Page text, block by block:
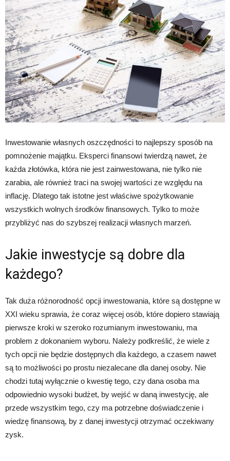
Inwestowanie własnych oszczędności to najlepszy sposób na
pomnożenie majątku. Eksperci finansowi twierdzą nawet, że
każda złotówka, która nie jest zainwestowana, nie tylko nie
zarabia, ale również traci na swojej wartości ze względu na
inflację. Dlatego tak istotne jest właściwe spożytkowanie
wszystkich wolnych środków finansowych. Tylko to może
przybliżyć nas do szybszej realizacji własnych marzeń.
Jakie inwestycje są dobre dla
każdego?
Tak duża różnorodność opcji inwestowania, które są dostępne w
XXI wieku sprawia, że coraz więcej osób, które dopiero stawiają
pierwsze kroki w szeroko rozumianym inwestowaniu, ma
problem z dokonaniem wyboru. Należy podkreślić, że wiele z
tych opcji nie będzie dostępnych dla każdego, a czasem nawet
są to możliwości po prostu niezalecane dla danej osoby. Nie
chodzi tutaj wyłącznie o kwestię tego, czy dana osoba ma
odpowiednio wysoki budżet, by wejść w daną inwestycję, ale
przede wszystkim tego, czy ma potrzebne doświadczenie i
wiedzę finansową, by z danej inwestycji otrzymać oczekiwany
zysk.